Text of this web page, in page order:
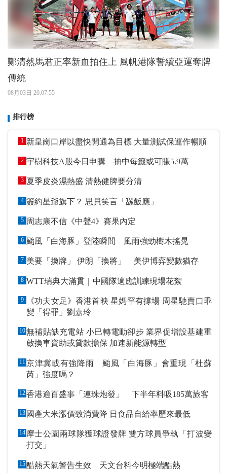
鄭清然馬君正率新血拍住上 風帆港隊誓續亞運奪牌
傳統
08月03日 20:07:55
排行榜
1 新皇崗口岸以盡快開通為目標 大量測試保運作暢順
2 宇樹科技A股今日申購 抽中每籤或可賺5.9萬
3 夏季皮炎濕熱盛 清熱健脾要分清
4 簽約星爺旗下？ 思貝笑言「𦧲飯應」
5 周志康不信《中聲4》賽果內定
6 颱風「白海豚」登陸瞬間 風雨強勁樹木搖晃
7 美要「換牌」 伊朗「換將」 美伊博弈變數猶存
8 WTT瑞典大滿貫｜中國隊適應訓練現場花絮
9
《功夫女足》香港首映 星媽罕有撐場 周星馳賣口乖
變「得罪」劉嘉玲
10無補貼缺充電站 小巴轉電動卻步 業界促增設基建重
啟換車資助或貸款擔保 加速新能源轉型
11 京津冀或有強降雨 颱風「白海豚」會重現「杜蘇
芮」強度嗎？
12香港逾百盛事「連珠炮發」 下半年料吸185萬旅客
13 國產大米漲價致消費降 日食品自給率歷來最低
14 摩士公園兩球隊獲球證發牌 雙方球員爭執「打波變
打交」
15酷熱天氣警告生效 天文台料今明極端酷熱